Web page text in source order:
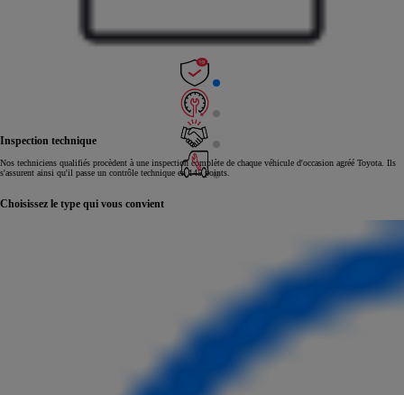
Inspection technique
Nos techniciens qualifiés procèdent à une inspection complète de chaque véhicule d'occasion agréé Toyota. Ils
s'assurent ainsi qu'il passe un contrôle technique en 145 points.
Choisissez le type qui vous convient